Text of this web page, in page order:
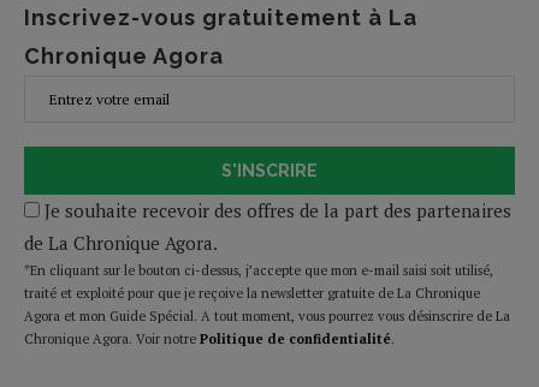
Inscrivez-vous gratuitement à La
Chronique Agora
S'INSCRIRE
Je souhaite recevoir des offres de la part des partenaires
de La Chronique Agora.
*En cliquant sur le bouton ci-dessus, j’accepte que mon e-mail saisi soit utilisé,
traité et exploité pour que je reçoive la newsletter gratuite de La Chronique
Agora et mon Guide Spécial. A tout moment, vous pourrez vous désinscrire de La
Chronique Agora. Voir notre Politique de confidentialité.